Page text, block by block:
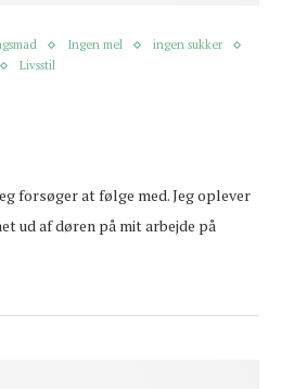
Ingen mel
ingen sukker
Livsstil
forsøger at følge med. Jeg oplever
ud af døren på mit arbejde på